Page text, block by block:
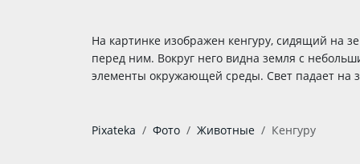
На картинке изображен кенгуру, сидящий на
перед ним. Вокруг него видна земля с
элементы окружающей среды. Свет падает на
Pixateka Фото Животные Кенгуру